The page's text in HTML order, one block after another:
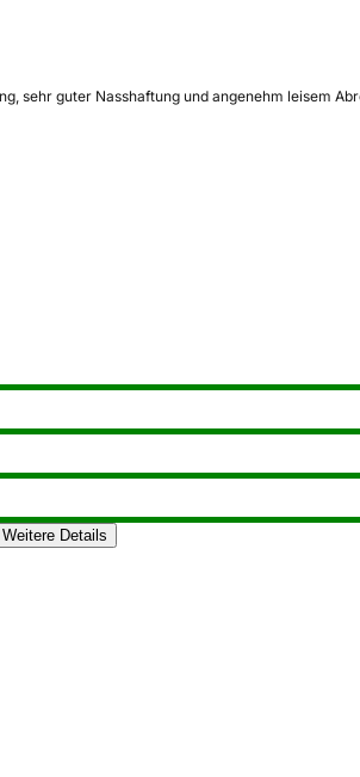
sehr guter Nasshaftung und angenehm leisem
Weitere Details